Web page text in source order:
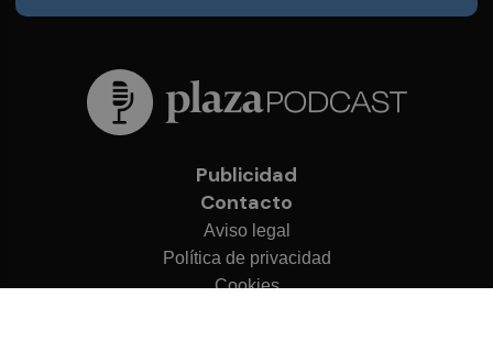
Publicidad
Contacto
Aviso legal
Política de privacidad
Cookies